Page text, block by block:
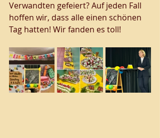
Verwandten gefeiert? Auf jeden Fall
hoffen wir, dass alle einen schönen
Tag hatten! Wir fanden es toll!